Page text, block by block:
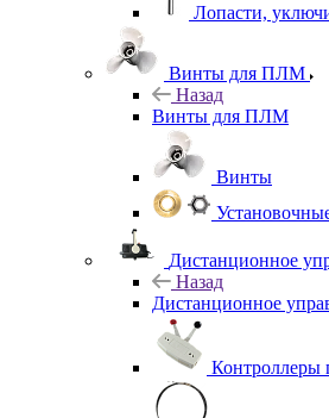
Лопасти,
Винты для ПЛМ
Назад
Винты для ПЛМ
Винты
Дистанционное
Назад
Дистанционное
Контроллеры